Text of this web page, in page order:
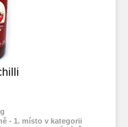
- 1. místo v kategorii